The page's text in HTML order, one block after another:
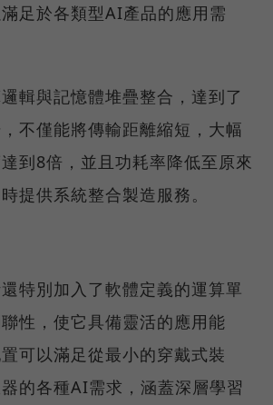
足於各類型AI產品的應用需
輯與記憶體堆疊整合，達到了
不僅能將傳輸距離縮短，大幅
到8倍，並且功耗率降低至原來
提供系統整合製造服務。
特別加入了軟體定義的運算單
性，使它具備靈活的應用能
可以滿足從最小的穿戴式裝
的各種AI需求，涵蓋深層學習